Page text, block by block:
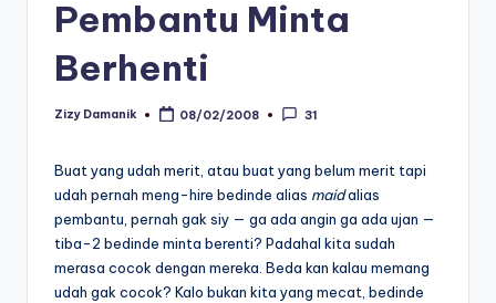
Pembantu Minta
Berhenti
Posted
Zizy Damanik 08/02/2008 31
Buat yang udah merit, atau buat yang belum merit tapi
udah pernah meng-hire bedinde alias maidalias
pembantu, pernah gak siy — ga ada angin ga ada ujan —
tiba-2 bedinde minta berenti? Padahal kita sudah
merasa cocok dengan mereka. Beda kan kalau memang
udah gak cocok? Kalo bukan kita yang mecat, bedinde